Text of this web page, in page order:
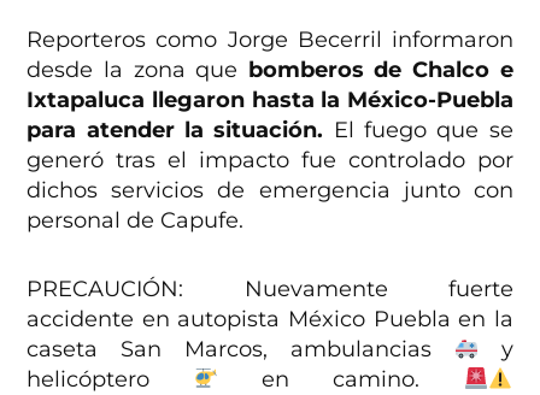
Reporteros como Jorge Becerril informaron
desde la zona que bomberos de Chalco e
Ixtapaluca llegaron hasta la México-Puebla
para atender la situación. El fuego que se
generó tras el impacto fue controlado por
dichos servicios de emergencia junto con
personal de Capufe.
PRECAUCIÓN: Nuevamente fuerte
accidente en autopista México Puebla en la
caseta San Marcos, ambulancias
y
helicóptero
en camino.